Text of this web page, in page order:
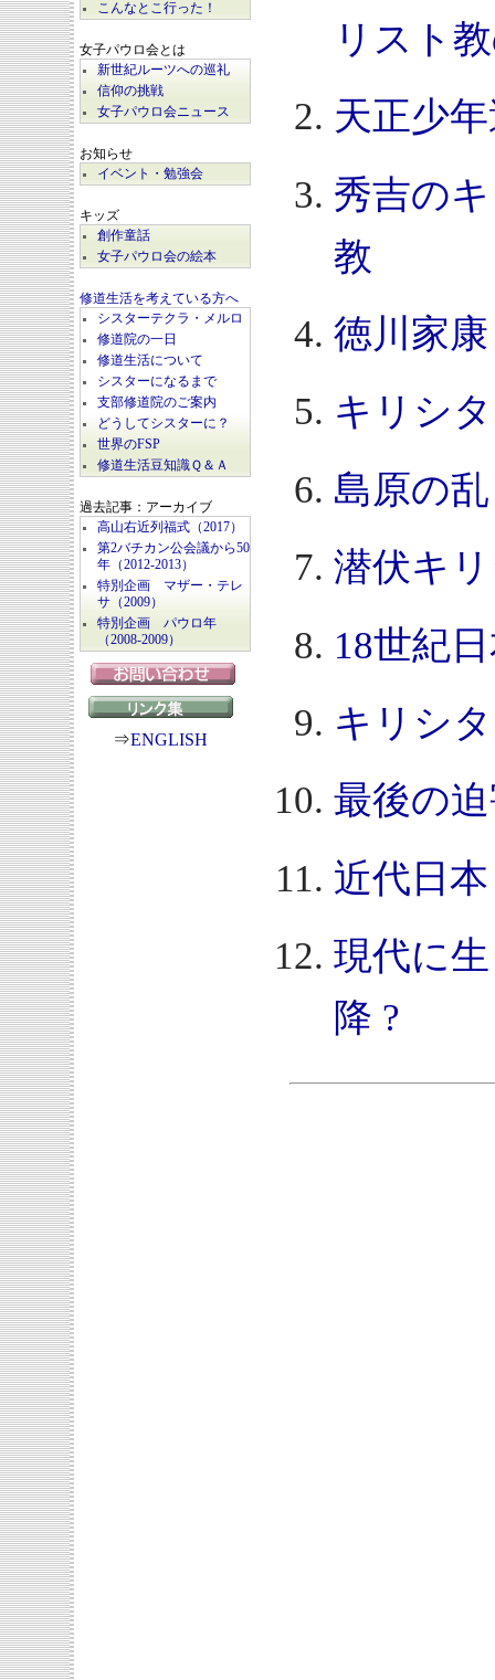
こんなとこ行った！
女子パウロ会とは
新世紀ルーツへの巡礼
信仰の挑戦
女子パウロ会ニュース
お知らせ
イベント・勉強会
キッズ
創作童話
女子パウロ会の絵本
修道生活を考えている方へ
シスターテクラ・メルロ
修道院の一日
修道生活について
シスターになるまで
支部修道院のご案内
どうしてシスターに？
世界のFSP
修道生活豆知識Ｑ＆Ａ
過去記事：アーカイブ
高山右近列福式（2017）
第2バチカン公会議から50
年（2012-2013）
特別企画 マザー・テレ
サ（2009）
特別企画 パウロ年
（2008-2009）
⇒ENGLISH
リスト
天正少
秀吉の
教
徳川家
キリシ
島原の
潜伏キ
18世紀
キリシ
最後の
近代日
現代に
降 ?